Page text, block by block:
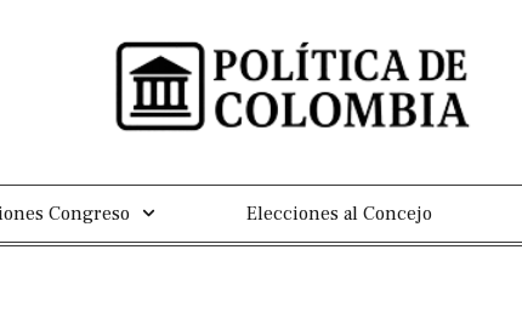
Congreso Elecciones al Concejo